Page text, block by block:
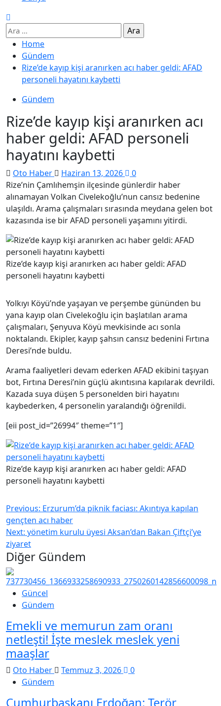
Home
Gündem
Rize’de kayıp kişi aranırken acı haber geldi: AFAD
personeli hayatını kaybetti
Gündem
Rize’de kayıp kişi aranırken acı
haber geldi: AFAD personeli
hayatını kaybetti
Oto Haber Haziran 13, 2026
0
Rize’nin Çamlıhemşin ilçesinde günlerdir haber
alınamayan Volkan Civelekoğlu’nun cansız bedenine
ulaşıldı. Arama çalışmaları sırasında meydana gelen bot
kazasında ise bir AFAD personeli yaşamını yitirdi.
Rize’de kayıp kişi aranırken acı haber geldi: AFAD
personeli hayatını kaybetti
Yolkıyı Köyü’nde yaşayan ve perşembe gününden bu
yana kayıp olan Civelekoğlu için başlatılan arama
çalışmaları, Şenyuva Köyü mevkisinde acı sonla
noktalandı. Ekipler, kayıp şahsın cansız bedenini Fırtına
Deresi’nde buldu.
Arama faaliyetleri devam ederken AFAD ekibini taşıyan
bot, Fırtına Deresi’nin güçlü akıntısına kapılarak devrildi.
Kazada suya düşen 5 personelden biri hayatını
kaybederken, 4 personelin yaralandığı öğrenildi.
[eii post_id=”26994″ theme=”1″]
Rize’de kayıp kişi aranırken acı haber geldi: AFAD
personeli hayatını kaybetti
Previous: Erzurum’da piknik faciası: Akıntıya kapılan
gençten acı haber
Next: yönetim kurulu üyesi Aksan’dan Bakan Çiftçi’ye
ziyaret
Diğer Gündem
Güncel
Gündem
Emekli ve memurun zam oranı
netleşti! İşte meslek meslek yeni
maaşlar
Oto Haber Temmuz 3, 2026
0
Gündem
Cumhurbaşkanı Erdoğan: Terör